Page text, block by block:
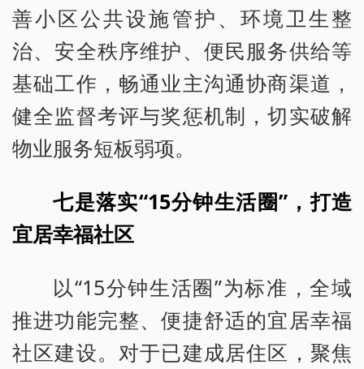
善小区公共设施管护、环境卫生整
治、安全秩序维护、便民服务供给等
基础工作，畅通业主沟通协商渠道，
健全监督考评与奖惩机制，切实破解
物业服务短板弱项。
七是落实“15分钟生活圈”，打造
宜居幸福社区
以“15分钟生活圈”为标准，全域
推进功能完整、便捷舒适的宜居幸福
社区建设。对于已建成居住区，聚焦